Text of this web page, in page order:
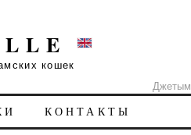
кошек
КОНТАКТЫ